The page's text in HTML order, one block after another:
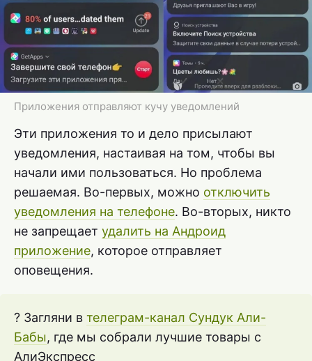
Приложения отправляют кучу уведомлений
Эти приложения то и дело присылают
уведомления, настаивая на том, чтобы вы
начали ими пользоваться. Но проблема
решаемая. Во-первых, можно отключить
уведомления на телефоне. Во-вторых, никто
не запрещает удалить на Андроид
приложение, которое отправляет
оповещения.
? Загляни в телеграм-канал Сундук Али-
Бабы, где мы собрали лучшие товары с
АлиЭкспресс